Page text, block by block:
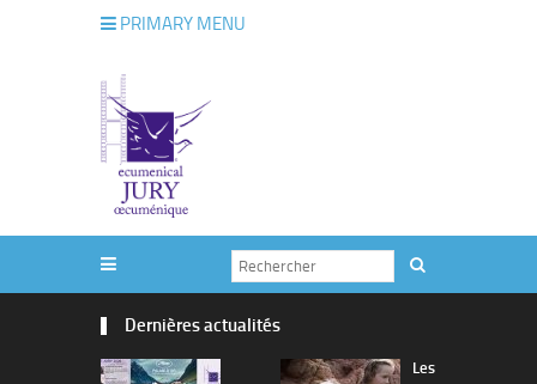
PRIMARY MENU
Dernières actualités
Les